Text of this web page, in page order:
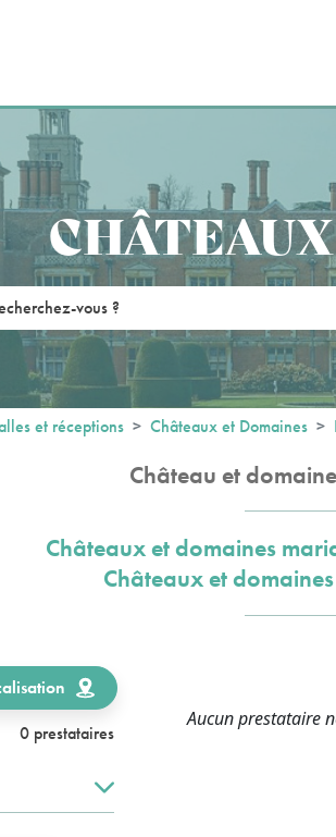
et réceptions Châteaux et Domaines
Château et
Châteaux et domaines
Châteaux et
0 prestataires
Aucun prestataire